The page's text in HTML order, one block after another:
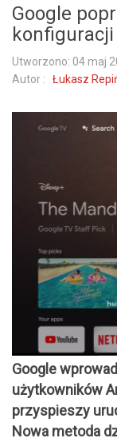
Google
konfiguracji
Utworzono: 04 maj
Autor : Łukasz
Google
użytkowników
przyspieszy
Nowa metoda